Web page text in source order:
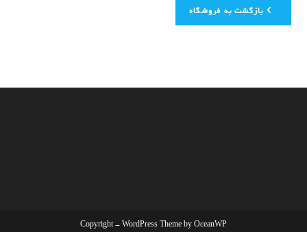
بازگشت به فروشگاه
Copyright - WordPress Theme by OceanWP